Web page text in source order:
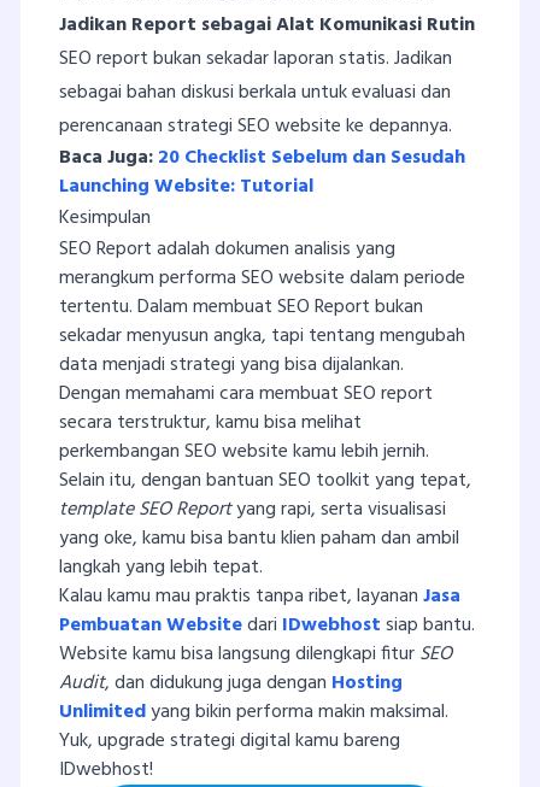
Jadikan Report sebagai Alat Komunikasi Rutin
SEO report bukan sekadar laporan statis. Jadikan
sebagai bahan diskusi berkala untuk evaluasi dan
perencanaan strategi SEO website ke depannya.
Baca Juga:20 Checklist Sebelum dan Sesudah
Launching Website: Tutorial
Kesimpulan
SEO Report adalah dokumen analisis yang
merangkum performa SEO website dalam periode
tertentu. Dalam membuat SEO Report bukan
sekadar menyusun angka, tapi tentang mengubah
data menjadi strategi yang bisa dijalankan.
Dengan memahami cara membuat SEO report
secara terstruktur, kamu bisa melihat
perkembangan SEO website kamu lebih jernih.
Selain itu, dengan bantuan SEO toolkit yang tepat,
template SEO Reportyang rapi, serta visualisasi
yang oke, kamu bisa bantu klien paham dan ambil
langkah yang lebih tepat.
Kalau kamu mau praktis tanpa ribet, layananJasa
Pembuatan Websitedari IDwebhostsiap bantu.
Website kamu bisa langsung dilengkapi fiturSEO
Audit, dan didukung juga dengan Hosting
Unlimitedyang bikin performa makin maksimal.
Yuk, upgrade strategi digital kamu bareng
IDwebhost!